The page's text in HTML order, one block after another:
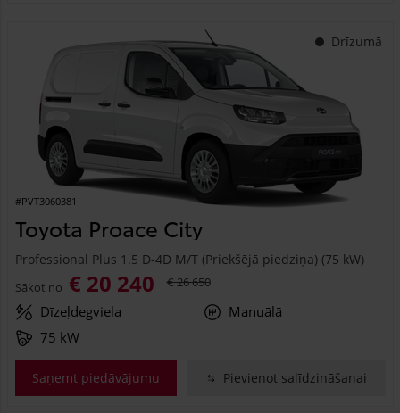
Drīzumā
#PVT3060381
Toyota Proace City
Professional Plus 1.5 D-4D M/T (Priekšējā piedziņa) (75 kW)
Sākot no € 20 240 € 26 650
Dīzeļdegviela
Manuālā
75 kW
Saņemt piedāvājumu Pievienot salīdzināšanai